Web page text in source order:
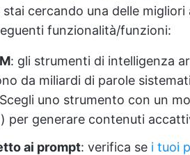
cercando una delle
funzionalità/funzioni:
: gli strumenti di intelligenza
da miliardi di parole
uno strumento con un
per generare contenuti
ai prompt: verifica se i tuoi